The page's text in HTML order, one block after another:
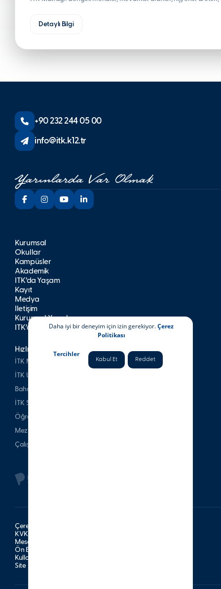
Detaylı Bilgi
+90 232 244 05 00
info@itk.k12.tr
Kurumsal
Okullar
Kampüsler
Akademik
İTK’da Yaşam
Kayıt
Medya
İletişim
Kurumsal Yayınlar
İTK’da Kariyer
Hızlı Erişim
İTK Mezunları Derneği
İTK Uşakizade Köşkü
Bahattin Tatış Websitesi
İTK Spor Kulubü
Öğrenci & Veli
Mezun
Çalışan
Çerez Politikası
KVKK Aydınlatma Metni
Mesafeli Satış Sözleşmesi
Ön Bilgilendirme Formu
Kullanım Şartları
Site Haritası
Daha iyi bir deneyim için izin gerekiyor.Çerez
Politikası
Tercihler
Kabul Et Reddet